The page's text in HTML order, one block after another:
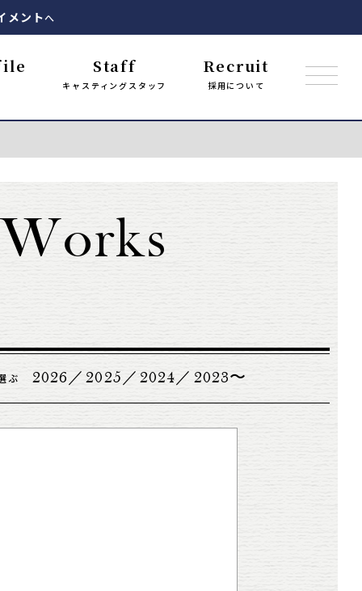
メントへ
Staff
キャスティングスタッフ
Recruit
採用について
Works
ぶ 2026 2025 2024 2023